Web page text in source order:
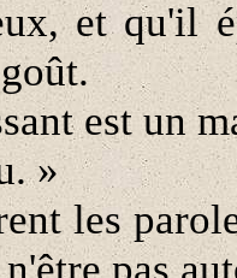
et qu'il
est un
»
les